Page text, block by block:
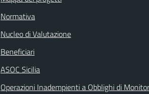
Normativa
Nucleo di Valutazione
Beneficiari
ASOC Sicilia
Operazioni Inadempienti a Obblighi di